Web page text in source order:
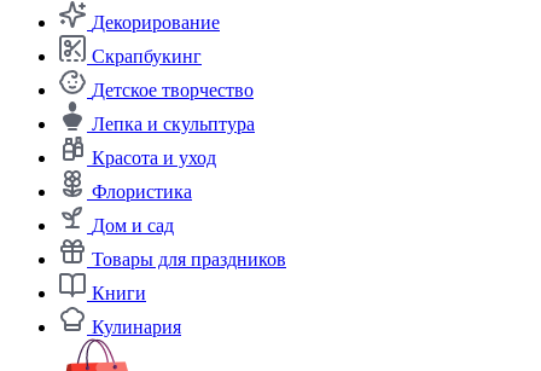
Декорирование
Скрапбукинг
Детское творчество
Лепка и скульптура
Красота и уход
Флористика
Дом и сад
Товары для праздников
Книги
Кулинария